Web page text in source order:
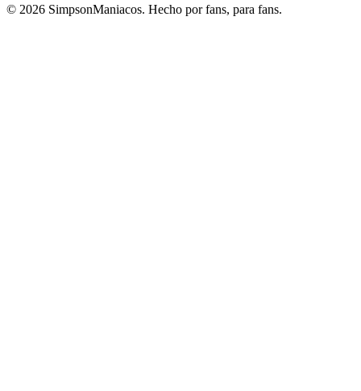
© 2026 SimpsonManiacos. Hecho por fans, para fans.